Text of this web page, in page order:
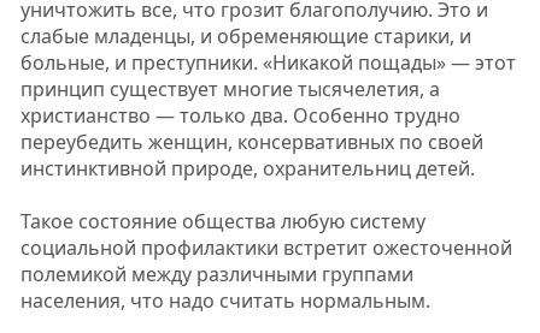
уничтожить все, что грозит благополучию. Это и
слабые младенцы, и обременяющие старики, и
больные, и преступники. «Никакой пощады» — этот
принцип существует многие тысячелетия, а
христианство — только два. Особенно трудно
переубедить женщин, консервативных по своей
инстинктивной природе, охранительниц детей.
Такое состояние общества любую систему
социальной профилактики встретит ожесточенной
полемикой между различными группами
населения, что надо считать нормальным.